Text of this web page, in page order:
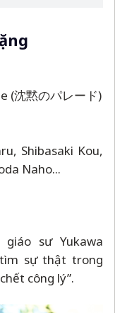
(沈黙のパレード)
Shibasaki Kou,
Naho...
sư Yukawa
sự thật trong
công lý”.